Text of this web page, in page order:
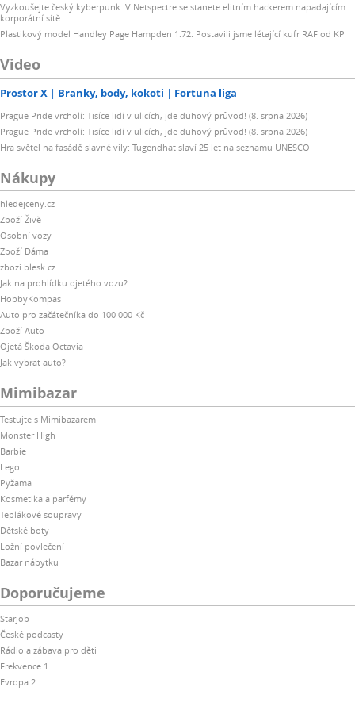
Vyzkoušejte český kyberpunk. V Netspectre se stanete elitním hackerem napadajícím
korporátní sítě
Plastikový model Handley Page Hampden 1:72: Postavili jsme létající kufr RAF od KP
Video
Prostor X Branky, body, kokoti Fortuna liga
Prague Pride vrcholí: Tisíce lidí v ulicích, jde duhový průvod! (8. srpna 2026)
Prague Pride vrcholí: Tisíce lidí v ulicích, jde duhový průvod! (8. srpna 2026)
Hra světel na fasádě slavné vily: Tugendhat slaví 25 let na seznamu UNESCO
Nákupy
hledejceny.cz
Zboží Živě
Osobní vozy
Zboží Dáma
zbozi.blesk.cz
Jak na prohlídku ojetého vozu?
HobbyKompas
Auto pro začátečníka do 100 000 Kč
Zboží Auto
Ojetá Škoda Octavia
Jak vybrat auto?
Mimibazar
Testujte s Mimibazarem
Monster High
Barbie
Lego
Pyžama
Kosmetika a parfémy
Teplákové soupravy
Dětské boty
Ložní povlečení
Bazar nábytku
Doporučujeme
Starjob
České podcasty
Rádio a zábava pro děti
Frekvence 1
Evropa 2